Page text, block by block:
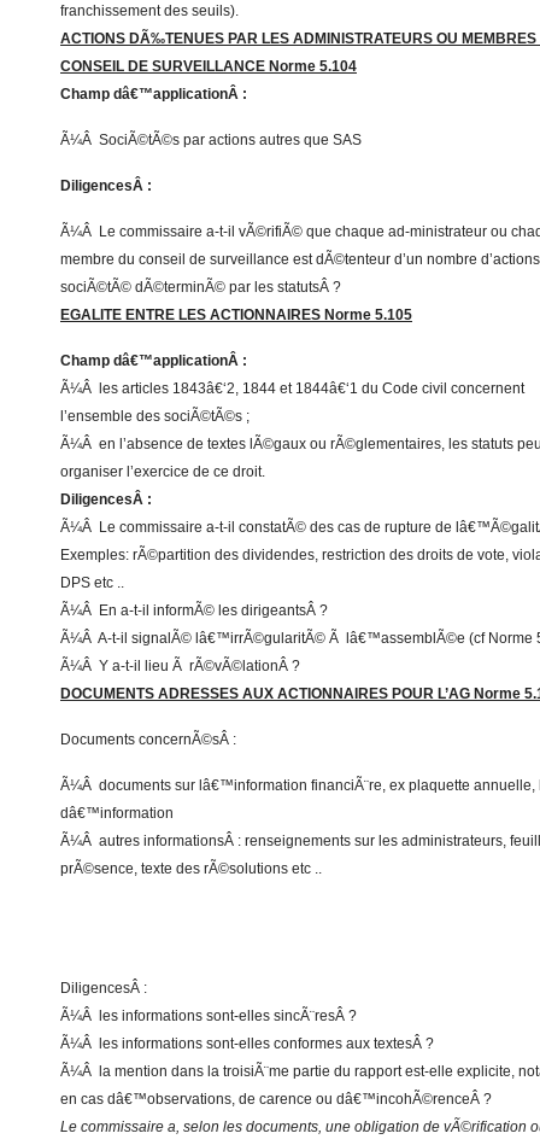
franchissement des seuils).
ACTIONS DÃ‰TENUES PAR LES ADMINISTRATEURS OU MEMBRES
CONSEIL DE SURVEILLANCE Norme 5.104
Champ dâ€™applicationÂ :
Ã¼Â SociÃ©tÃ©s par actions autres que SAS
DiligencesÂ :
Ã¼Â Le commissaire a-t-il vÃ©rifiÃ© que chaque ad-ministrateur ou
membre du conseil de surveillance est dÃ©tenteur d’un nombre
sociÃ©tÃ© dÃ©terminÃ© par les statutsÂ ?
EGALITE ENTRE LES ACTIONNAIRES Norme 5.105
Champ dâ€™applicationÂ :
Ã¼Â les articles 1843â€‘2, 1844 et 1844â€‘1 du Code civil concernent
l’ensemble des sociÃ©tÃ©s ;
Ã¼Â en l’absence de textes lÃ©gaux ou rÃ©glementaires, les statuts
organiser l’exercice de ce droit.
DiligencesÂ :
Ã¼Â Le commissaire a-t-il constatÃ© des cas de rupture de
Exemples: rÃ©partition des dividendes, restriction des droits de vote,
DPS etc ..
Ã¼Â En a-t-il informÃ© les dirigeantsÂ ?
Ã¼Â A-t-il signalÃ© lâ€™irrÃ©gularitÃ© Ã lâ€™assemblÃ©e (cf Norme
Ã¼Â Y a-t-il lieu Ã rÃ©vÃ©lationÂ ?
DOCUMENTS ADRESSES AUX ACTIONNAIRES POUR L’AG Norme
Documents concernÃ©sÂ :
Ã¼Â documents sur lâ€™information financiÃ¨re, ex plaquette annuelle,
dâ€™information
Ã¼Â autres informationsÂ : renseignements sur les administrateurs,
prÃ©sence, texte des rÃ©solutions etc ..
DiligencesÂ :
Ã¼Â les informations sont-elles sincÃ¨resÂ ?
Ã¼Â les informations sont-elles conformes aux textesÂ ?
Ã¼Â la mention dans la troisiÃ¨me partie du rapport est-elle explicite,
en cas dâ€™observations, de carence ou dâ€™incohÃ©renceÂ ?
Le commissaire a, selon les documents, une obligation de vÃ©rification